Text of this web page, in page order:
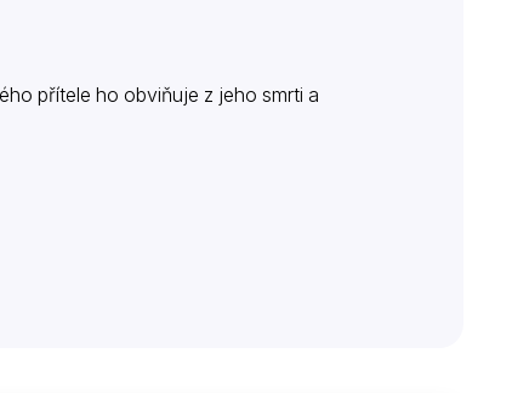
přítele ho obviňuje z jeho smrti a